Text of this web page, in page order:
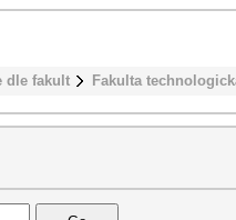
dle fakult Fakulta